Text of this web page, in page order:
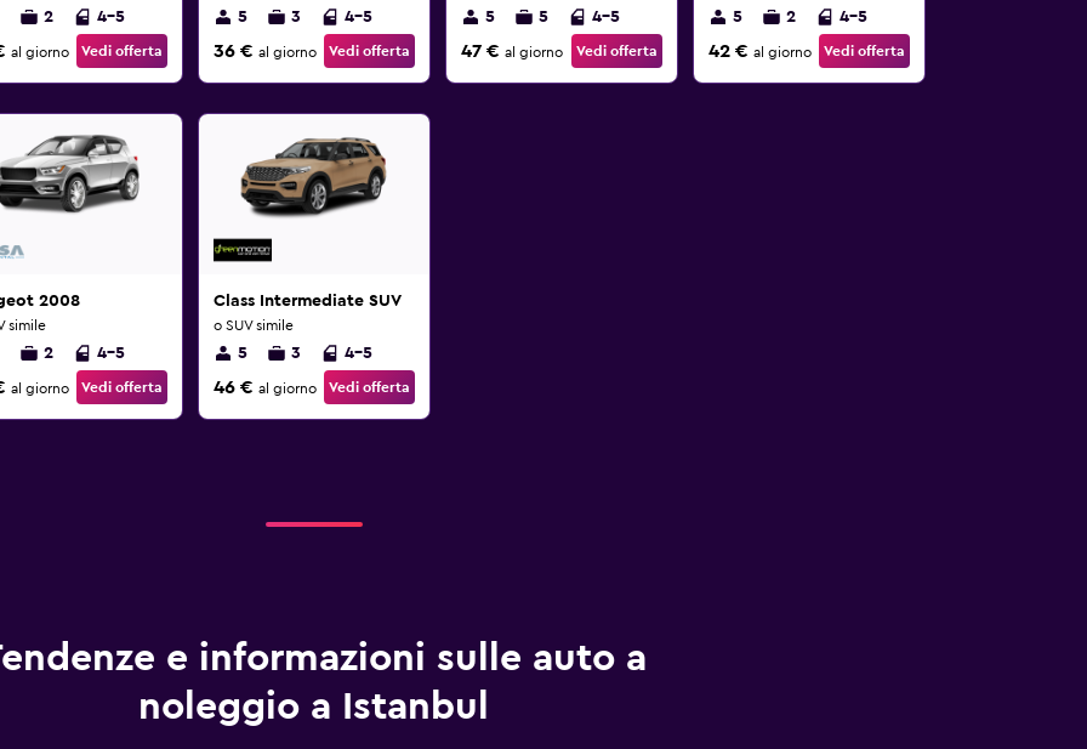
2 4-5
al giorno Vedi offerta
5 3 4-5
36 € al giorno Vedi offerta
5 5 4-5
47 € al giorno Vedi offerta
5 2 4-5
42 € al giorno Vedi offerta
2008
simile
2 4-5
al giorno Vedi offerta
Class Intermediate SUV
o SUV simile
5 3 4-5
46 € al giorno Vedi offerta
e informazioni sulle auto a
noleggio a Istanbul